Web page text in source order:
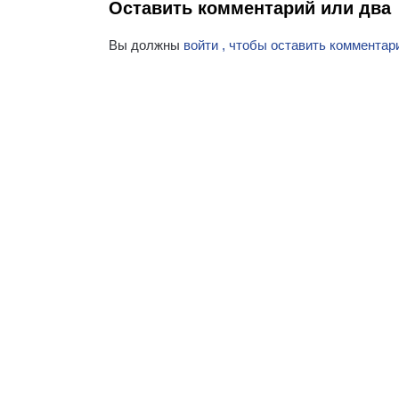
Оставить комментарий или два
Вы должны войти , чтобы оставить